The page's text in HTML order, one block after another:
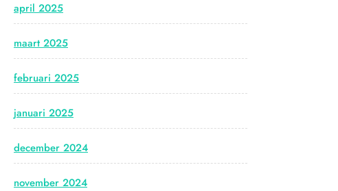
april 2025
maart 2025
februari 2025
januari 2025
december 2024
november 2024